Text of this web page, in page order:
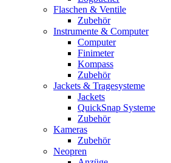
Flaschen & Ventile
Zubehör
Instrumente & Computer
Computer
Finimeter
Kompass
Zubehör
Jackets & Tragesysteme
Jackets
QuickSnap Systeme
Zubehör
Kameras
Zubehör
Neopren